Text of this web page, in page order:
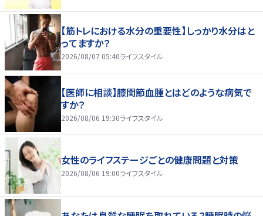
【筋トレにおける水分の重要性】しっかり水分はと
ってますか？
2026/08/07 05:40ライフスタイル
【医師に相談】膝関節血腫とはどのような病気で
すか？
2026/08/06 19:30ライフスタイル
女性のライフステージごとの健康問題と対策
2026/08/06 19:00ライフスタイル